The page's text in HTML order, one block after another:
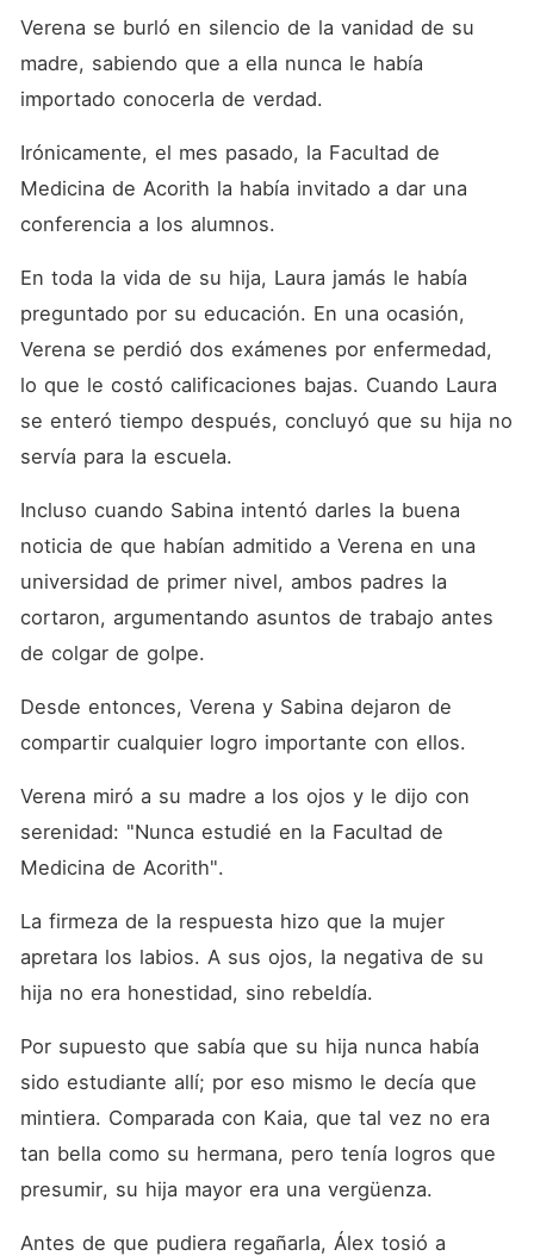
Verena se burló en silencio de la vanidad de su
madre, sabiendo que a ella nunca le había
importado conocerla de verdad.
Irónicamente, el mes pasado, la Facultad de
Medicina de Acorith la había invitado a dar una
conferencia a los alumnos.
En toda la vida de su hija, Laura jamás le había
preguntado por su educación. En una ocasión,
Verena se perdió dos exámenes por enfermedad,
lo que le costó calificaciones bajas. Cuando Laura
se enteró tiempo después, concluyó que su hija no
servía para la escuela.
Incluso cuando Sabina intentó darles la buena
noticia de que habían admitido a Verena en una
universidad de primer nivel, ambos padres la
cortaron, argumentando asuntos de trabajo antes
de colgar de golpe.
Desde entonces, Verena y Sabina dejaron de
compartir cualquier logro importante con ellos.
Verena miró a su madre a los ojos y le dijo con
serenidad: "Nunca estudié en la Facultad de
Medicina de Acorith".
La firmeza de la respuesta hizo que la mujer
apretara los labios. A sus ojos, la negativa de su
hija no era honestidad, sino rebeldía.
Por supuesto que sabía que su hija nunca había
sido estudiante allí; por eso mismo le decía que
mintiera. Comparada con Kaia, que tal vez no era
tan bella como su hermana, pero tenía logros que
presumir, su hija mayor era una vergüenza.
Antes de que pudiera regañarla, Álex tosió a